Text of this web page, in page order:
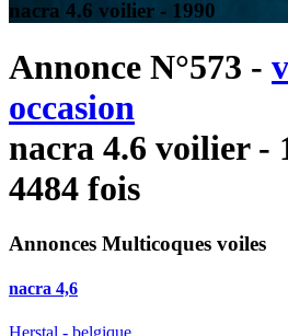
nacra 4.6 voilier - 1990
Annonce N°573 -
occasion
nacra 4.6 voilier -
4484 fois
Annonces Multicoques voiles
nacra 4,6
Herstal - belgique